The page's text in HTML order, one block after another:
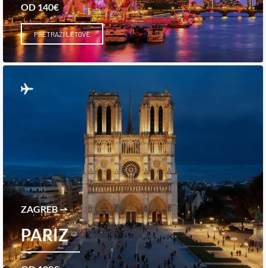
OD 140€
PRETRAŽI LETOVE
ZAGREB ⇀
PARIZ